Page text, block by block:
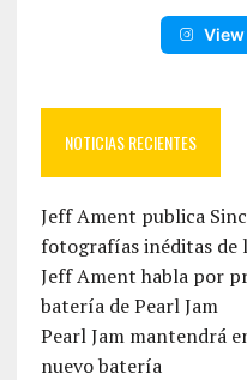
NOTICIAS RECIENTES
Jeff Ament publica
fotografías inéditas de
Jeff Ament habla por
batería de Pearl Jam
Pearl Jam mantendrá
nuevo batería